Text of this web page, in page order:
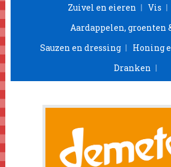
Zuivel en eieren
Vis
Aardappelen, groenten
Sauzen en dressing
Honing
Dranken